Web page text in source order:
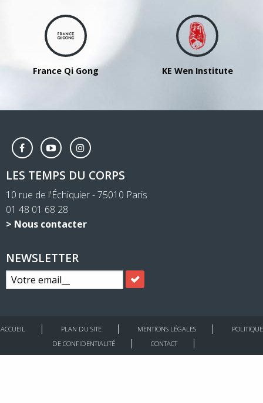
France Qi Gong KE Wen Institute
LES TEMPS DU CORPS
10 rue de l'Échiquier - 75010 Paris
01 48 01 68 28
> Nous contacter
NEWSLETTER
ACCUEIL PLAN DU SITE MENTIONS LÉGALES
POLITIQUE
DE CONFIDENTIALITÉ
CONTACT